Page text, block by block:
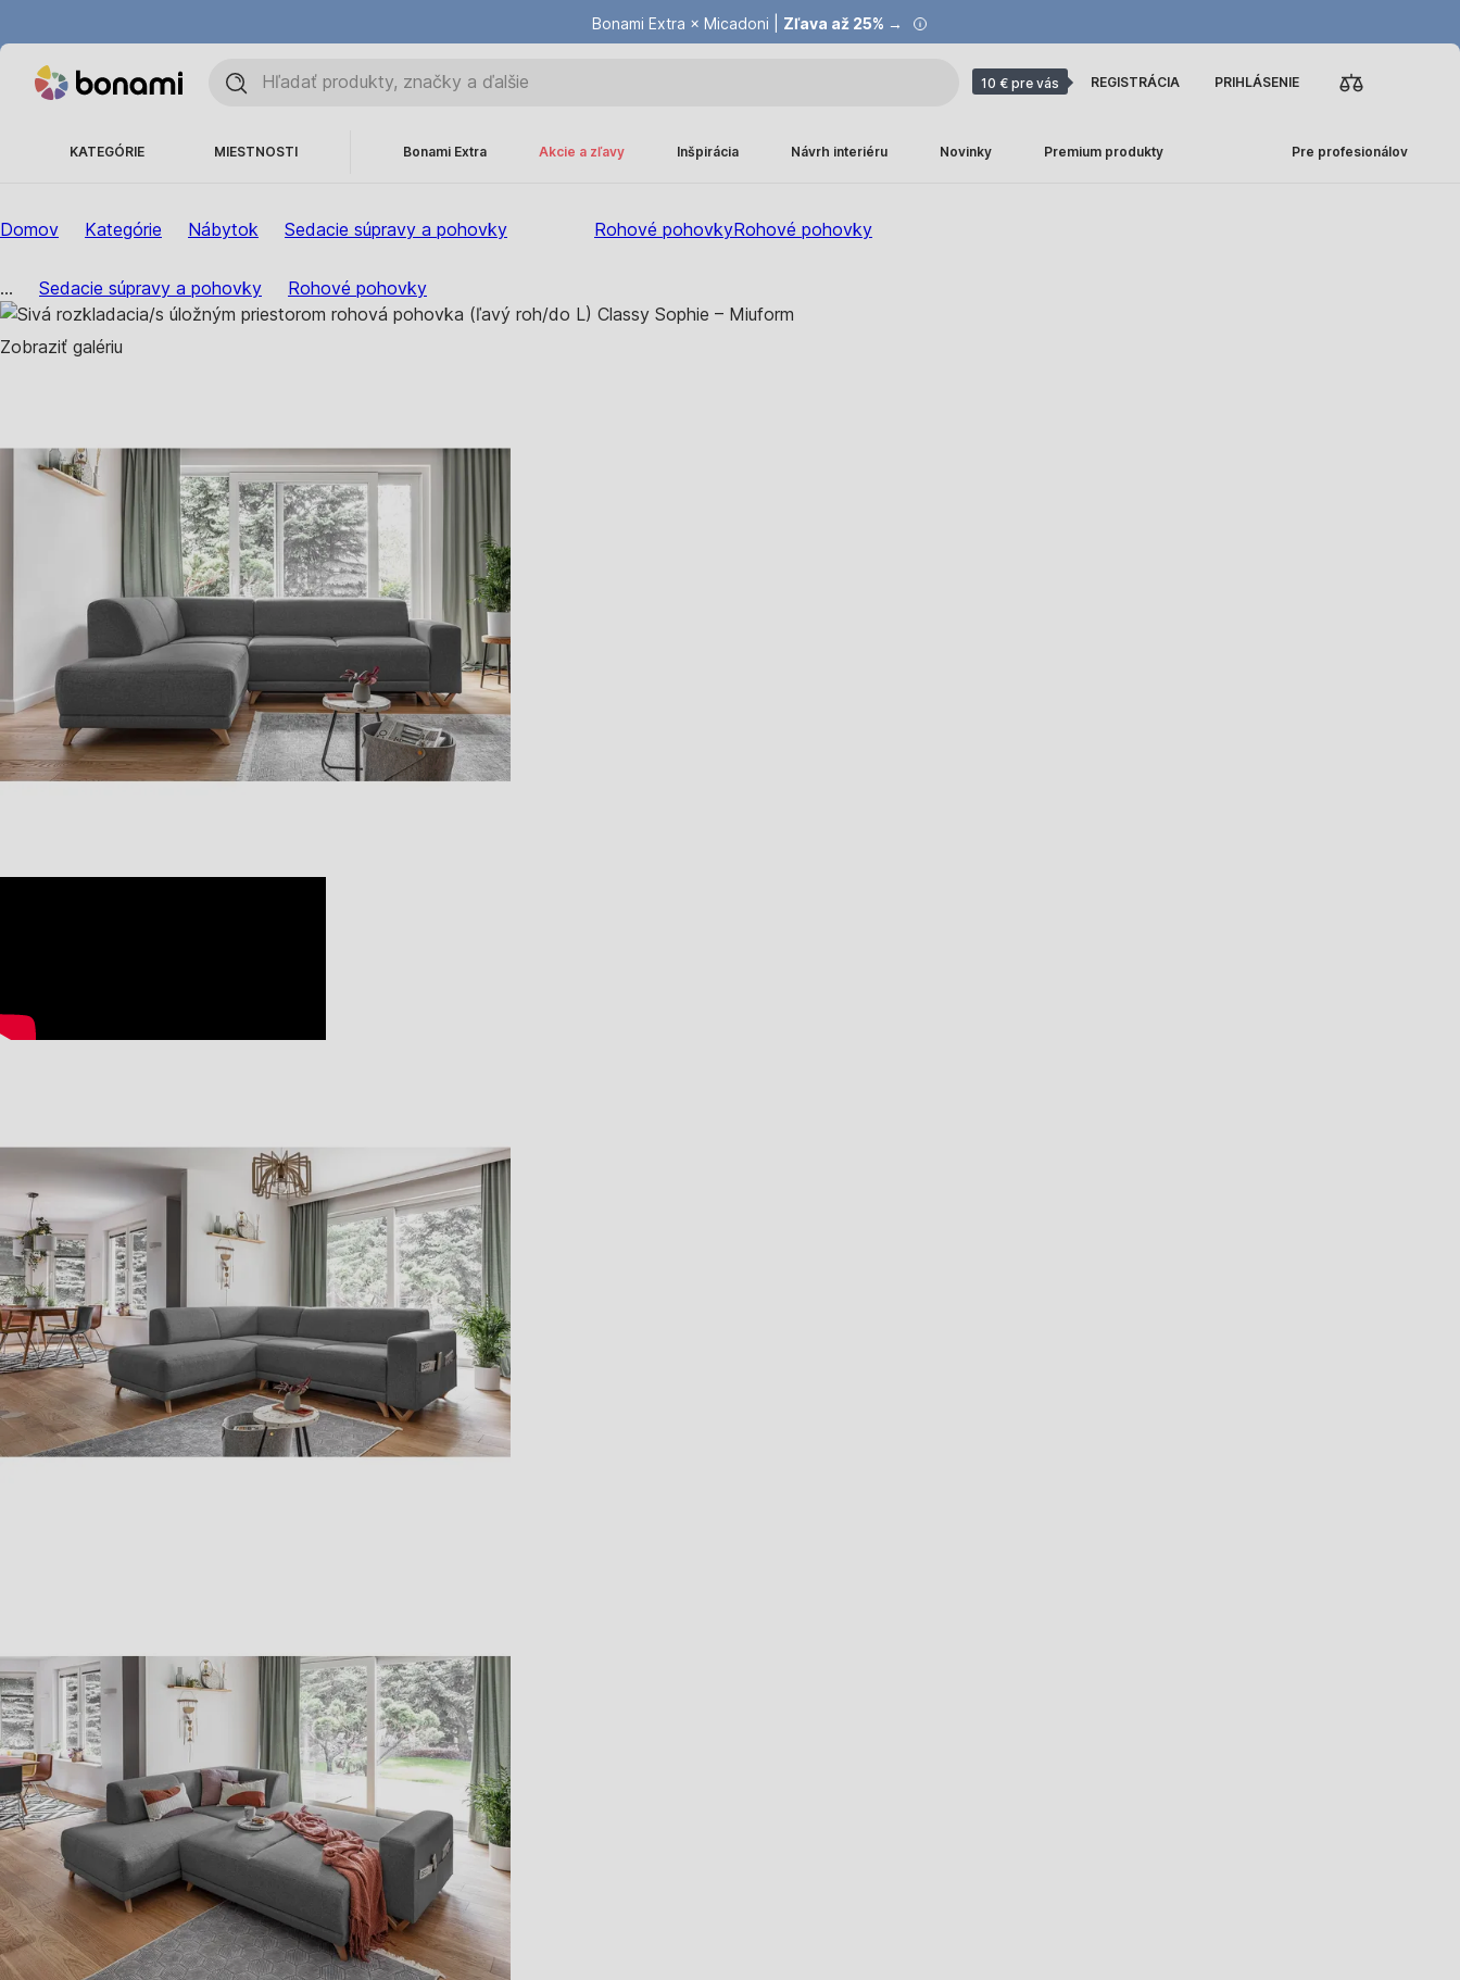
Bonami Extra × Micadoni | Zľava až 25% →
10 € pre vás REGISTRÁCIA PRIHLÁSENIE
KATEGÓRIE MIESTNOSTI Bonami Extra Akcie a zľavy Inšpirácia Návrh interiéru Novinky Premium produkty Pre profesionálov
Domov Kategórie Nábytok Sedacie súpravy a pohovky Rohové pohovkyRohové pohovky
... Sedacie súpravy a pohovky Rohové pohovky
Zobraziť galériu